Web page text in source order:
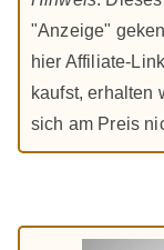
"Anzeige"
hier Affiliate-
kaufst, erhalten
sich am Preis